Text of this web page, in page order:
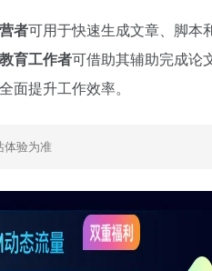
者可用于快速生成文章、脚本
育工作者可借助其辅助完成论
面提升工作效率。
体验为准